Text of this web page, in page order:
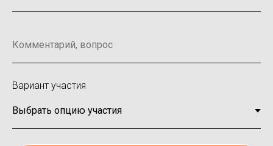
Вариант участия